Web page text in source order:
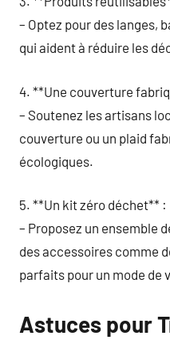
– Optez pour des langes,
qui aident à réduire les
4. **Une couverture
– Soutenez les artisans
couverture ou un plaid
écologiques.
5. **Un kit zéro déchet** :
– Proposez un ensemble
des accessoires comme
parfaits pour un mode de
Astuces pour